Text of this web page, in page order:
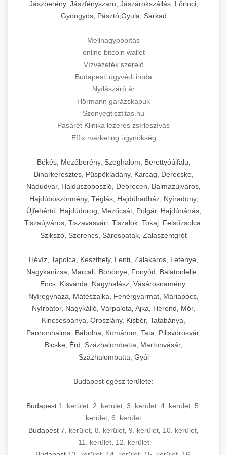
Jászberény, Jászfényszaru, Jászárokszállás, Lőrinci,
Gyöngyös, Pásztó,Gyula, Sarkad
Mellnagyobbítás
online bitcoin wallet
Vízvezeték szerelő
Budapesti ügyvédi iroda
Nyílászáró ár
Hörmann garázskapuk
Szonyegtisztitas.hu
Pasarét Klinika lézeres zsírleszívás
Effix marketing ügynökség
Békés, Mezőberény, Szeghalom, Berettyóújfalu,
Biharkeresztes, Püspökladány, Karcag, Derecske,
Nádudvar, Hajdúszoboszló, Debrecen, Balmazújváros,
Hajdúböszörmény, Téglás, Hajdúhadház, Nyíradony,
Újfehértó, Hajdúdorog, Mezőcsát, Polgár, Hajdúnánás,
Tiszaújváros, Tiszavasvári, Tiszalök, Tokaj, Felsőzsolca,
Szikszó, Szerencs, Sárospatak, Zalaszentgrót
Hévíz, Tapolca, Keszthely, Lenti, Zalakaros, Letenye,
Nagykanizsa, Marcali, Böhönye, Fonyód, Balatonlelle,
Encs, Kisvárda, Nagyhalász, Vásárosnamény,
Nyíregyháza, Mátészalka, Fehérgyarmat, Máriapócs,
Nyírbátor, Nagykálló, Várpalota, Ajka, Herend, Mór,
Kincsesbánya, Oroszlány, Kisbér, Tatabánya,
Pannonhalma, Bábolna, Komárom, Tata, Pilisvörösvár,
Bicske, Érd, Százhalombatta, Martonvásár,
Százhalombatta, Gyál
Budapest egész területe:
Budapest 1. kerület, 2. kerület, 3. kerület, 4. kerület, 5.
kerület, 6. kerület
Budapest 7. kerület, 8. kerület, 9. kerület, 10. kerület,
11. kerület, 12. kerület